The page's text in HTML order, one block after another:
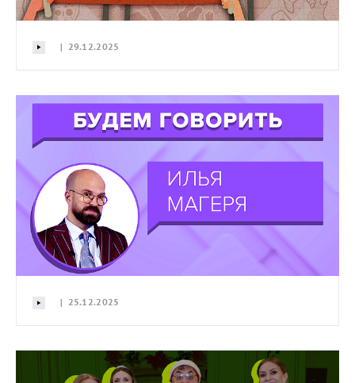
| 29.12.2025
| 25.12.2025